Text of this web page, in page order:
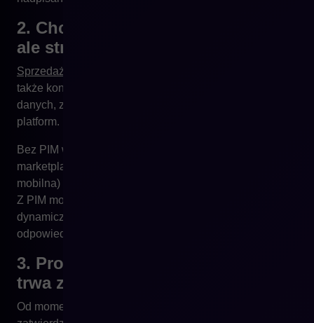
2. Chcesz rozwijać omnichannel,
ale struktura danych Cię blokuje
Sprzedaż w kilku kanałach
także konieczność dostosowania opisów, formatów
danych, zdjęć i metadanych pod konkretne wymagania
platform.
Bez PIM wdrożenie kolejnego kanału (np. Amazon,
marketplace zagraniczny, katalog B2B, aplikacja
mobilna) oznacza podwójną lub potrójną pracę zespołu.
Z PIM możesz zarządzać strukturami danych
dynamicznie – eksportując tylko to, co potrzebne, w
odpowiednim formacie i języku.
3. Proces wprowadzenia produktu
trwa za długo
Od momentu dodania nowego produktu do